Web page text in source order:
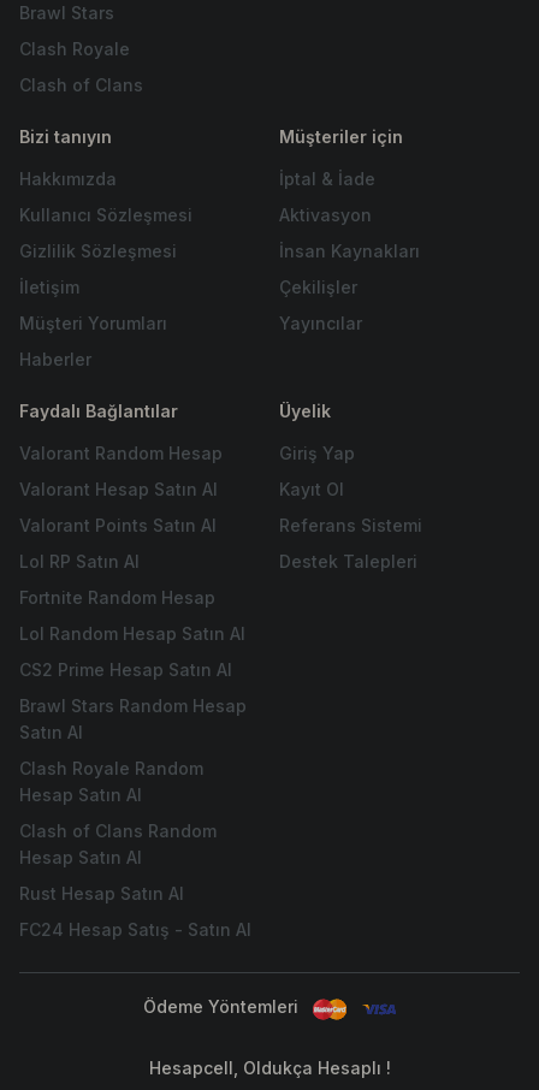
Brawl Stars
Clash Royale
Clash of Clans
Bizi tanıyın
Hakkımızda
Kullanıcı Sözleşmesi
Gizlilik Sözleşmesi
İletişim
Müşteri Yorumları
Haberler
Müşteriler için
İptal & İade
Aktivasyon
İnsan Kaynakları
Çekilişler
Yayıncılar
Faydalı Bağlantılar
Valorant Random Hesap
Valorant Hesap Satın Al
Valorant Points Satın Al
Lol RP Satın Al
Fortnite Random Hesap
Lol Random Hesap Satın Al
CS2 Prime Hesap Satın Al
Brawl Stars Random Hesap
Satın Al
Clash Royale Random
Hesap Satın Al
Clash of Clans Random
Hesap Satın Al
Rust Hesap Satın Al
FC24 Hesap Satış - Satın Al
Üyelik
Giriş Yap
Kayıt Ol
Referans Sistemi
Destek Talepleri
Ödeme Yöntemleri
Hesapcell, Oldukça Hesaplı !